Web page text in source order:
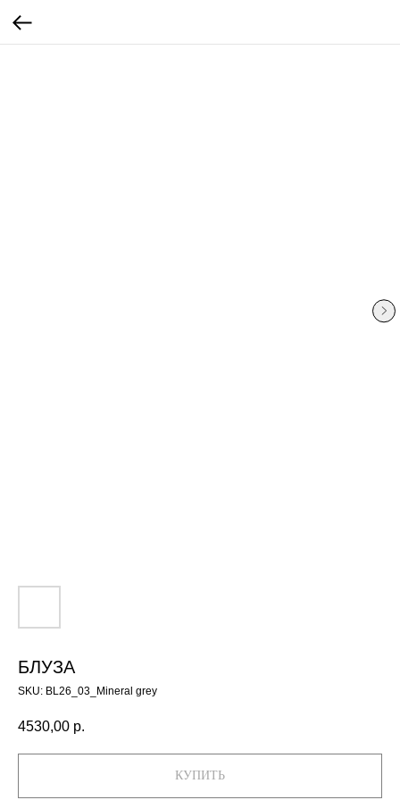
БЛУЗА
SKU: BL26_03_Mineral grey
4530,00 р.
КУПИТЬ